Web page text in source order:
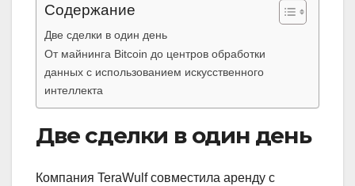
Содержание
Две сделки в один день
От майнинга Bitcoin до центров обработки
данных с использованием искусственного
интеллекта
Две сделки в один день
Компания TeraWulf совместила аренду с